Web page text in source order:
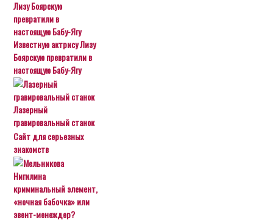
Известную актрису Лизу
Боярскую превратили в
настоящую Бабу-Ягу
Лазерный
гравировальный станок
Сайт для серьезных
знакомств